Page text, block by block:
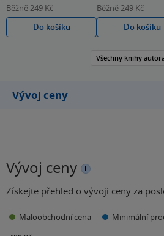
Běžně249 Kč
Do košíku
Běžně249 Kč
Do košíku
Všechny knihy
Vývoj ceny
Vývoj ceny
Získejte přehled o vývoji ceny za
Maloobchodní cena Minimální